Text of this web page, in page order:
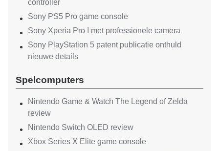
controller
Sony PS5 Pro game console
Sony Xperia Pro I met professionele camera
Sony PlayStation 5 patent publicatie onthuld
nieuwe details
Spelcomputers
Nintendo Game & Watch The Legend of Zelda
review
Nintendo Switch OLED review
Xbox Series X Elite game console